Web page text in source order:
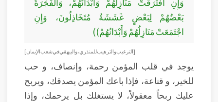
بَعْضُهُمْ لِبَعْضٍ غَشَشَةٌ مُتَخَاذِلُونَ، وَإِنِ
اجْتَمَعَتْ مَنَازِلُهُمْ وَأَبْدَانُهُمْ))
[ الترغيب والترهيب للمنذري، والبيهقي في شعب الإيمان ]
يوجد في قلب المؤمن رحمة، وإنصاف، و حب
للخير، و قناعة، فإذا باعك المؤمن يصدقك، ويربح
عليك ربحاً معقولاً، لا يستغلك بل يرحمك، وإذا